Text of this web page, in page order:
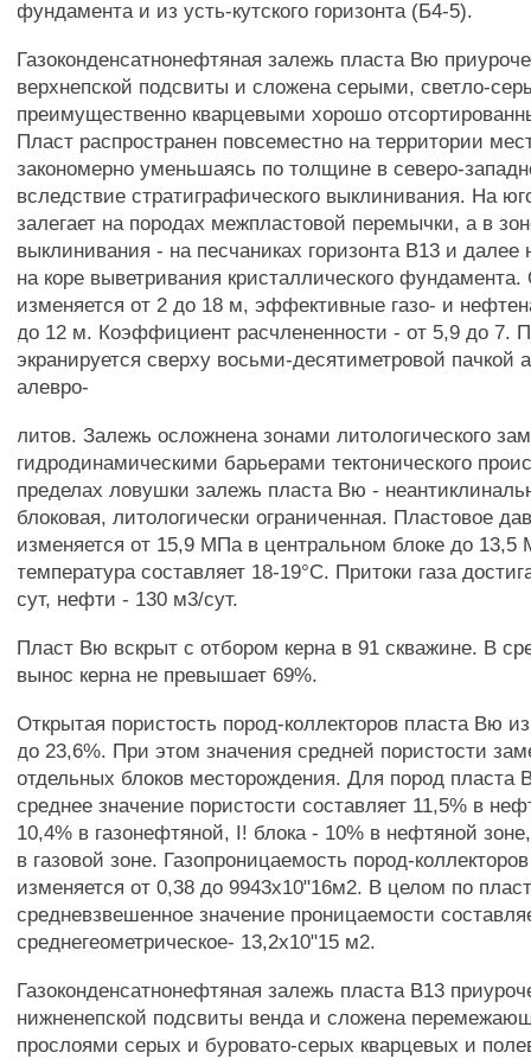
фундамента и из усть-кутского горизонта (Б4-5).
Газоконденсатнонефтяная залежь пласта Вю
верхнепской подсвиты и сложена серыми, светло-
преимущественно кварцевыми хорошо
Пласт распространен повсеместно на территории
закономерно уменьшаясь по толщине в северо-
вследствие стратиграфического выклинивания. На
залегает на породах межпластовой перемычки, а в
выклинивания - на песчаниках горизонта В13 и далее
на коре выветривания кристаллического
изменяется от 2 до 18 м, эффективные газо- и
до 12 м. Коэффициент расчлененности - от 5,9 до 7.
экранируется сверху восьми-десятиметровой пачкой
алевро-
литов. Залежь осложнена зонами литологического
гидродинамическими барьерами тектонического
пределах ловушки залежь пласта Вю -
блоковая, литологически ограниченная. Пластовое
изменяется от 15,9 МПа в центральном блоке до
температура составляет 18-19°С. Притоки газа
сут, нефти - 130 м3/сут.
Пласт Вю вскрыт с отбором керна в 91 скважине. В
вынос керна не превышает 69%.
Открытая пористость пород-коллекторов пласта Вю
до 23,6%. При этом значения средней пористости
отдельных блоков месторождения. Для пород пласта
среднее значение пористости составляет 11,5% в
10,4% в газонефтяной, I! блока - 10% в нефтяной
в газовой зоне. Газопроницаемость пород-
изменяется от 0,38 до 9943x10"16м2. В целом по
средневзвешенное значение проницаемости
среднегеометрическое- 13,2х10"15 м2.
Газоконденсатнонефтяная залежь пласта В13
нижненепской подсвиты венда и сложена
прослоями серых и буровато-серых кварцевых и